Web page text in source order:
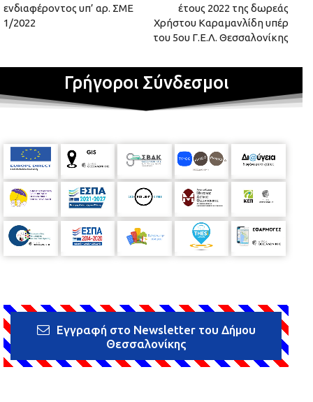
ενδιαφέροντος υπ’ αρ. ΣΜΕ
1/2022
έτους 2022 της δωρεάς
Χρήστου Καραμανλίδη υπέρ
του 5ου Γ.Ε.Λ. Θεσσαλονίκης
Γρήγοροι Σύνδεσμοι
Εγγραφή στο Newsletter του Δήμου
Θεσσαλονίκης